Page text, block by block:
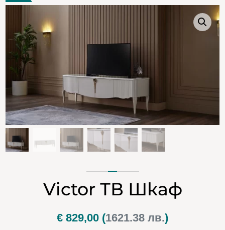
Victor ТВ Шкаф
€ 829,00 (1621.38 лв.)